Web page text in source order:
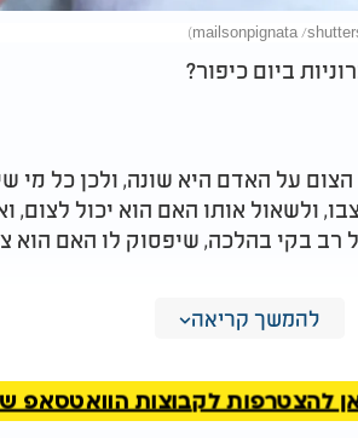
ביום כיפור?
על האדם היא שונה, ולכן כל מי
ולשאול אותו האם הוא יכול לצום,
רב בקי בהלכה, שיפסוק לו האם הוא
להמשך קריאה
לקבוצות הוואטסאפ של ערוץ